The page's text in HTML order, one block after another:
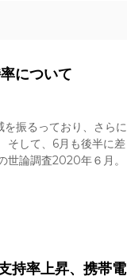
について
2
振るっており、さらに
そして、6月も後半に差
世論調査2020年６月。
持率上昇、携帯電